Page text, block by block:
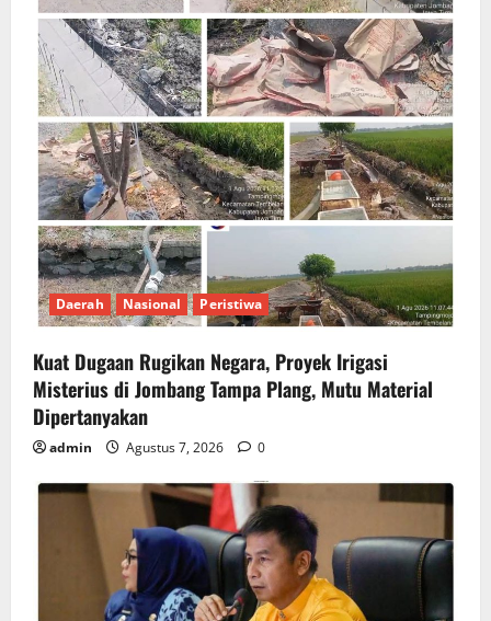
Daerah Nasional Peristiwa
Kuat Dugaan Rugikan Negara, ​Proyek Irigasi
Misterius di Jombang Tampa Plang, Mutu Material
Dipertanyakan
admin Agustus 7, 2026 0